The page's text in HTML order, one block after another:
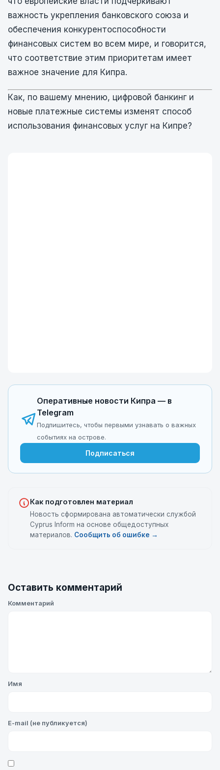
важность укрепления банковского союза и
обеспечения конкурентоспособности
финансовых систем во всем мире, и говорится,
что соответствие этим приоритетам имеет
важное значение для Кипра.
Как, по вашему мнению, цифровой банкинг и
новые платежные системы изменят способ
использования финансовых услуг на Кипре?
Оперативные новости Кипра — в
Telegram
Подпишитесь, чтобы первыми узнавать о важных
событиях на острове.
Подписаться
Как подготовлен материал
Новость сформирована автоматически службой
Cyprus Inform на основе общедоступных
материалов. Сообщить об ошибке →
Оставить комментарий
Комментарий
Имя
E-mail (не публикуется)